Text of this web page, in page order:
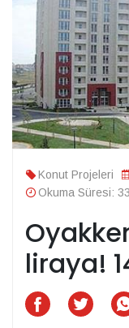
Konut Projeleri
Okuma Süresi:
liraya!